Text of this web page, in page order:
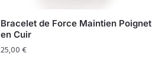
Bracelet de Force Maintien Poignet
en Cuir
25,00€